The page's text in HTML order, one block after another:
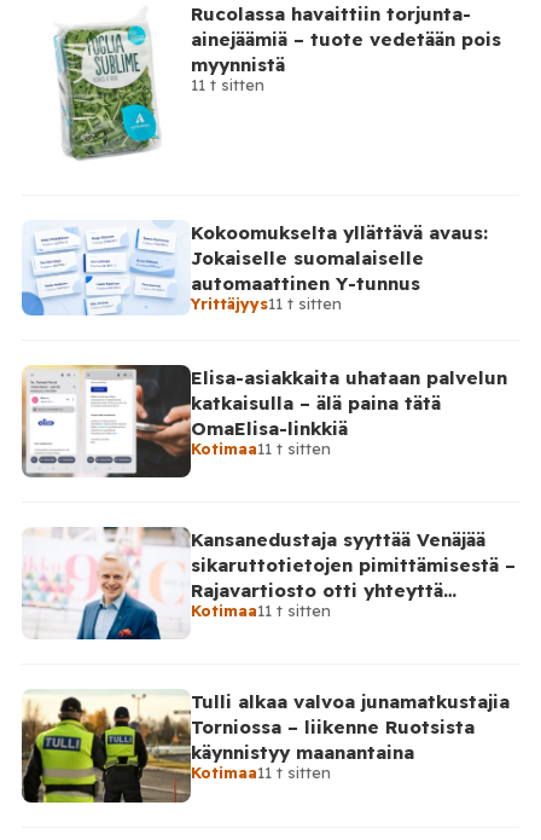
Rucolassa havaittiin torjunta-
ainejäämiä – tuote vedetään pois
myynnistä
11 t sitten
Kokoomukselta yllättävä avaus:
Jokaiselle suomalaiselle
automaattinen Y-tunnus
Yrittäjyys11 t sitten
Elisa-asiakkaita uhataan palvelun
katkaisulla – älä paina tätä
OmaElisa-linkkiä
Kotimaa11 t sitten
Kansanedustaja syyttää Venäjää
sikaruttotietojen pimittämisestä –
Rajavartiosto otti yhteyttä
Venäjälle
Kotimaa11 t sitten
Tulli alkaa valvoa junamatkustajia
Torniossa – liikenne Ruotsista
käynnistyy maanantaina
Kotimaa11 t sitten